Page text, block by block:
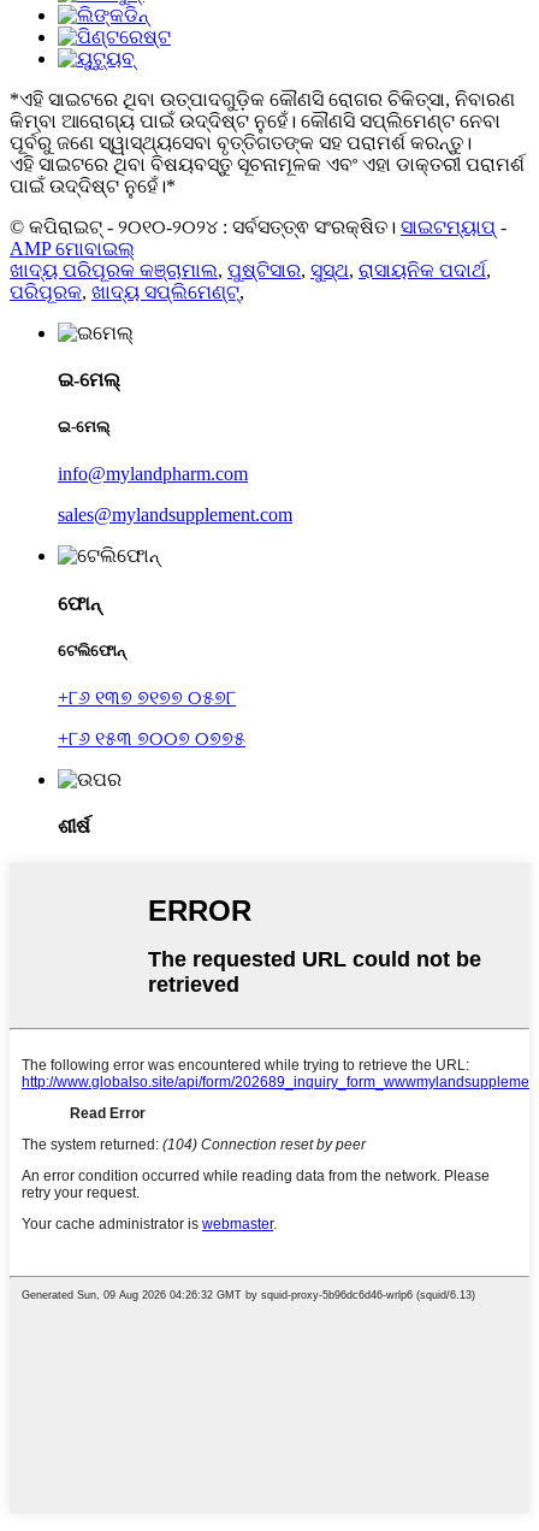
*ଏହି ସାଇଟରେ ଥିବା ଉତ୍ପାଦଗୁଡ଼ିକ କୌଣସି ରୋଗର ଚିକିତ୍ସା, ନିବାରଣ
କିମ୍ବା ଆରୋଗ୍ୟ ପାଇଁ ଉଦ୍ଦିଷ୍ଟ ନୁହେଁ। କୌଣସି ସପ୍ଲିମେଣ୍ଟ ନେବା
ପୂର୍ବରୁ ଜଣେ ସ୍ୱାସ୍ଥ୍ୟସେବା ବୃତ୍ତିଗତଙ୍କ ସହ ପରାମର୍ଶ କରନ୍ତୁ।
ଏହି ସାଇଟରେ ଥିବା ବିଷୟବସ୍ତୁ ସୂଚନାମୂଳକ ଏବଂ ଏହା ଡାକ୍ତରୀ ପରାମର୍ଶ
ପାଇଁ ଉଦ୍ଦିଷ୍ଟ ନୁହେଁ।*
© କପିରାଇଟ୍ - ୨୦୧୦-୨୦୨୪ : ସର୍ବସତ୍ତ୍ଵ ସଂରକ୍ଷିତ। ସାଇଟମ୍ୟାପ୍ -
AMP ମୋବାଇଲ୍
ଖାଦ୍ୟ ପରିପୂରକ କଞ୍ଚାମାଲ, ପୁଷ୍ଟିସାର, ସୁସ୍ଥ, ରାସାୟନିକ ପଦାର୍ଥ,
ପରିପୂରକ, ଖାଦ୍ୟ ସପ୍ଲିମେଣ୍ଟ୍,
ଇ-ମେଲ୍
ଇ-ମେଲ୍
info@mylandpharm.com
sales@mylandsupplement.com
ଫୋନ୍
ଟେଲିଫୋନ୍
+୮୬ ୧୩୭ ୭୧୭୭ ୦୫୭୮
+୮୬ ୧୫୩ ୭୦୦୭ ୦୭୭୫
ଶୀର୍ଷ